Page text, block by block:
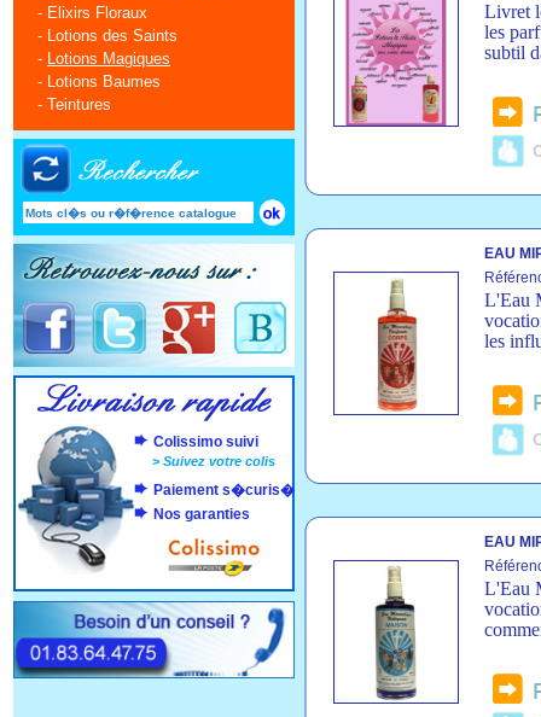
- Elixirs Floraux
- Lotions des Saints
- Lotions Magiques
- Lotions Baumes
- Teintures
Colissimo suivi
>Suivez votre colis
Paiement s�curis�
Nos garanties
Livret
les
subtil
EAU
L'Eau
les
EAU
L'Eau